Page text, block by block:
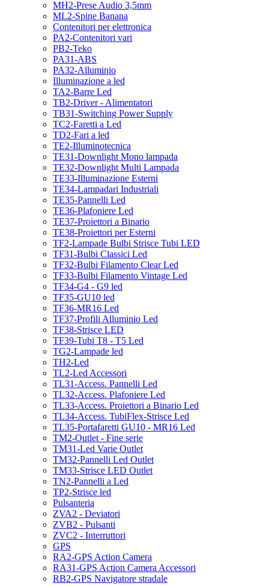
MH2-Prese Audio 3,5mm
ML2-Spine Banana
Contenitori per elettronica
PA2-Contenitori vari
PB2-Teko
PA31-ABS
PA32-Alluminio
Illuminazione a led
TA2-Barre Led
TB2-Driver - Alimentatori
TB31-Switching Power Supply
TC2-Faretti a Led
TD2-Fari a led
TE2-Illuminotecnica
TE31-Downlight Mono lampada
TE32-Downlight Multi Lampada
TE33-Illuminazione Esterni
TE34-Lampadari Industriali
TE35-Pannelli Led
TE36-Plafoniere Led
TE37-Proiettori a Binario
TE38-Proiettori per Esterni
TF2-Lampade Bulbi Strisce Tubi LED
TF31-Bulbi Classici Led
TF32-Bulbi Filamento Clear Led
TF33-Bulbi Filamento Vintage Led
TF34-G4 - G9 led
TF35-GU10 led
TF36-MR16 Led
TF37-Profili Alluminio Led
TF38-Strisce LED
TF39-Tubi T8 - T5 Led
TG2-Lampade led
TH2-Led
TL2-Led Accessori
TL31-Access. Pannelli Led
TL32-Access. Plafoniere Led
TL33-Access. Proiettori a Binario Led
TL34-Access. TubiFlex-Strisce Led
TL35-Portafaretti GU10 - MR16 Led
TM2-Outlet - Fine serie
TM31-Led Varie Outlet
TM32-Pannelli Led Outlet
TM33-Strisce LED Outlet
TN2-Pannelli a Led
TP2-Strisce led
Pulsanteria
ZVA2 - Deviatori
ZVB2 - Pulsanti
ZVC2 - Interruttori
GPS
RA2-GPS Action Camera
RA31-GPS Action Camera Accessori
RB2-GPS Navigatore stradale